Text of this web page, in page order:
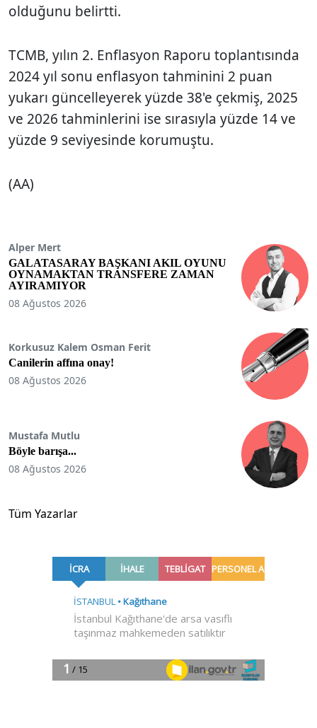
olduğunu belirtti.
TCMB, yılın 2. Enflasyon Raporu toplantısında
2024 yıl sonu enflasyon tahminini 2 puan
yukarı güncelleyerek yüzde 38'e çekmiş, 2025
ve 2026 tahminlerini ise sırasıyla yüzde 14 ve
yüzde 9 seviyesinde korumuştu.
(AA)
Alper Mert
GALATASARAY BAŞKANI AKIL OYUNU
OYNAMAKTAN TRANSFERE ZAMAN
AYIRAMIYOR
08 Ağustos 2026
Korkusuz Kalem Osman Ferit
Canilerin affına onay!
08 Ağustos 2026
Mustafa Mutlu
Böyle barışa...
08 Ağustos 2026
Tüm Yazarlar